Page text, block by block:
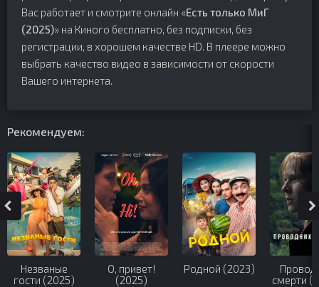
Вас работает и смотрите онлайн «Есть только МиГ
(2025)» на Киного бесплатно, без подписки, без
регистрации, в хорошем качестве HD. В плеере можно
выбрать качество видео в зависимости от скорости
Вашего интернета.
Рекомендуем:
Незваные
гости (2025)
О, привет!
(2025)
Родной (2023)
смерти